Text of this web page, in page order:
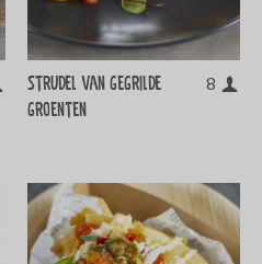
Strudel van gegrilde
groenten
8